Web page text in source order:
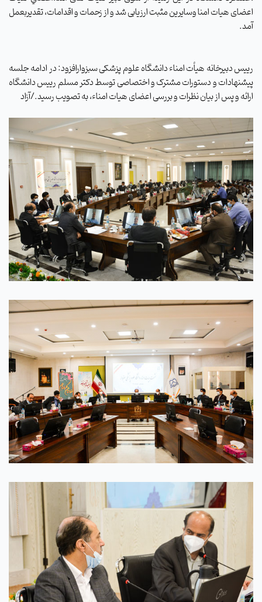
اعضای هیات امنا وسایرین مثبت ارزیابی شد و از زحمات و اقدامات، تقدیربعمل
آمد.
رییس دبیرخانه هیأت امناء دانشگاه علوم پزشکی سبزوارافزود: در ادامه جلسه
پیشنهادات و دستورات مشترک و اختصاصی توسط دکتر مسلم رییس دانشگاه
ارائه و پس از بیان نظرات و بررسی اعضای هیات امناء، به تصویب رسید./آزاد